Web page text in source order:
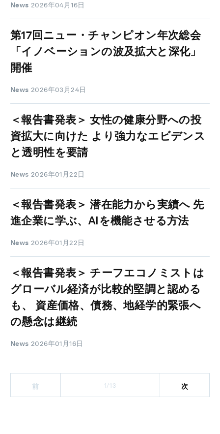
News 2026年04月16日
第17回ニュー・チャンピオン年次総会
「イノベーションの波及拡大と深化」
開催
News 2026年03月24日
＜報告書発表＞ 女性の健康分野への投
資拡大に向けた より強力なエビデンス
と透明性を要請
News 2026年01月22日
＜報告書発表＞ 潜在能力から実績へ 先
進企業に学ぶ、AIを機能させる方法
News 2026年01月22日
＜報告書発表＞ チーフエコノミストは
グローバル経済が比較的堅調と認める
も、 資産価格、債務、地経学的緊張へ
の懸念は継続
News 2026年01月16日
前 1/13 次